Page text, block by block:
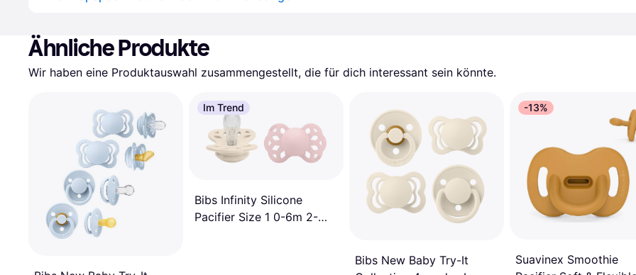
Ähnliche Produkte
Wir haben eine Produktauswahl zusammengestellt, die für dich interessant sein könnte.
Im Trend
Bibs Infinity Silicone
Pacifier Size 1 0-6m 2-
Bibs New Baby Try-It
-13%
Suavinex Smoothie